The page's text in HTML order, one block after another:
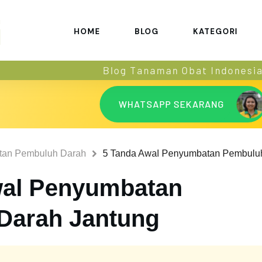
HOME BLOG KATEGORI
Blog Tanaman Obat Indonesia
WHATSAPP SEKARANG
Pembuluh Darah
Penyumbatan
Jantung